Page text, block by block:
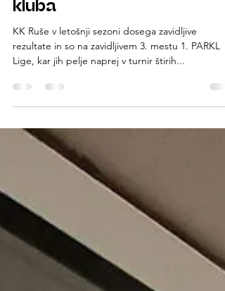
Tokrat smo bili na tekmi
lokalnega košarkarskega
kluba
KK Ruše v letošnji sezoni dosega zavidljive
Lige, kar jih pelje naprej v turnir štirih...